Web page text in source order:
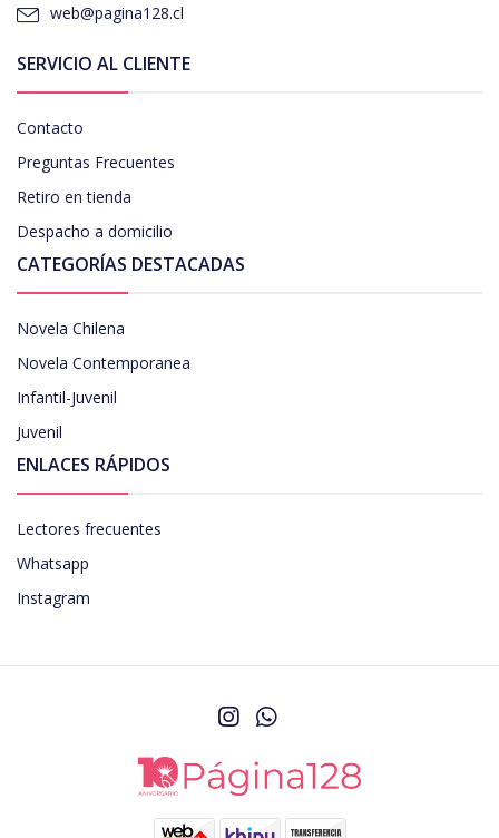
web@pagina128.cl
SERVICIO AL CLIENTE
Contacto
Preguntas Frecuentes
Retiro en tienda
Despacho a domicilio
CATEGORÍAS DESTACADAS
Novela Chilena
Novela Contemporanea
Infantil-Juvenil
Juvenil
ENLACES RÁPIDOS
Lectores frecuentes
Whatsapp
Instagram